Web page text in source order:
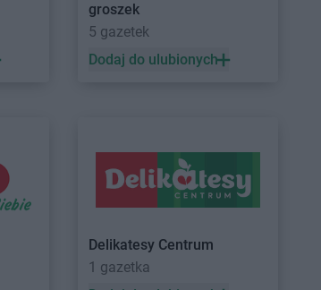
BRICOMARCHE
BRICOMARCHE
BRICOMARCHE Krzeszowice
BRICOMARCHE Lubsko
groszek
5 gazetek
Dodaj do ulubionych
Delikatesy Centrum
1 gazetka